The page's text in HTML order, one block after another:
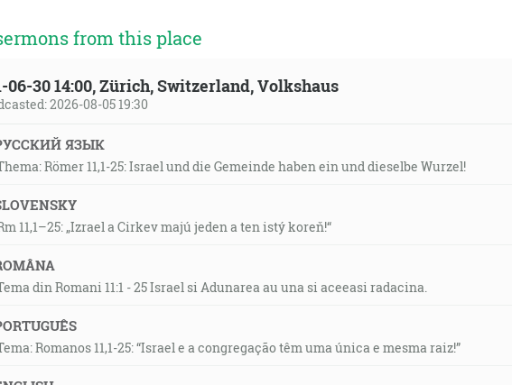
from this place
06-30 14:00, Zürich, Switzerland, Volkshaus
2026-08-05 19:30
ЯЗЫК
Römer 11,1-25: Israel und die Gemeinde haben ein und dieselbe Wurzel!
11,1–25: „Izrael a Cirkev majú jeden a ten istý koreň!“
din Romani 11:1 - 25 Israel si Adunarea au una si aceeasi radacina.
Romanos 11,1-25: “Israel e a congregação têm uma única e mesma raiz!”